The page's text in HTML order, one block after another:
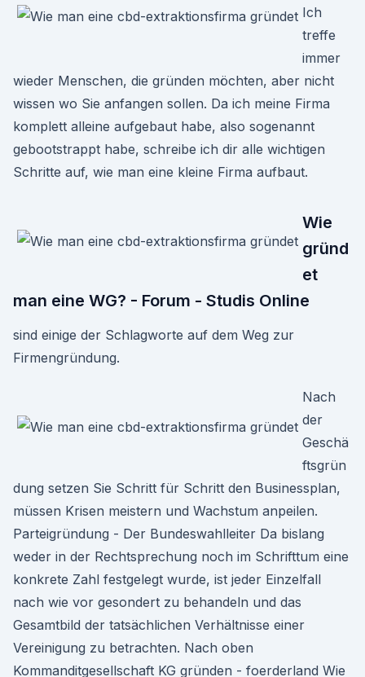
Ich
treffe
immer
wieder Menschen, die gründen möchten, aber nicht
wissen wo Sie anfangen sollen. Da ich meine Firma
komplett alleine aufgebaut habe, also sogenannt
gebootstrappt habe, schreibe ich dir alle wichtigen
Schritte auf, wie man eine kleine Firma aufbaut.
Wie
gründ
et
man eine WG? - Forum - Studis Online
sind einige der Schlagworte auf dem Weg zur
Firmengründung.
Nach
der
Geschä
ftsgrün
dung setzen Sie Schritt für Schritt den Businessplan,
müssen Krisen meistern und Wachstum anpeilen.
Parteigründung - Der Bundeswahlleiter Da bislang
weder in der Rechtsprechung noch im Schrifttum eine
konkrete Zahl festgelegt wurde, ist jeder Einzelfall
nach wie vor gesondert zu behandeln und das
Gesamtbild der tatsächlichen Verhältnisse einer
Vereinigung zu betrachten. Nach oben
Kommanditgesellschaft KG gründen - foerderland Wie